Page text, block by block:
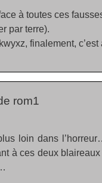
à toutes ces
par terre).
finalement,
rom1
loin dans
à ces deux